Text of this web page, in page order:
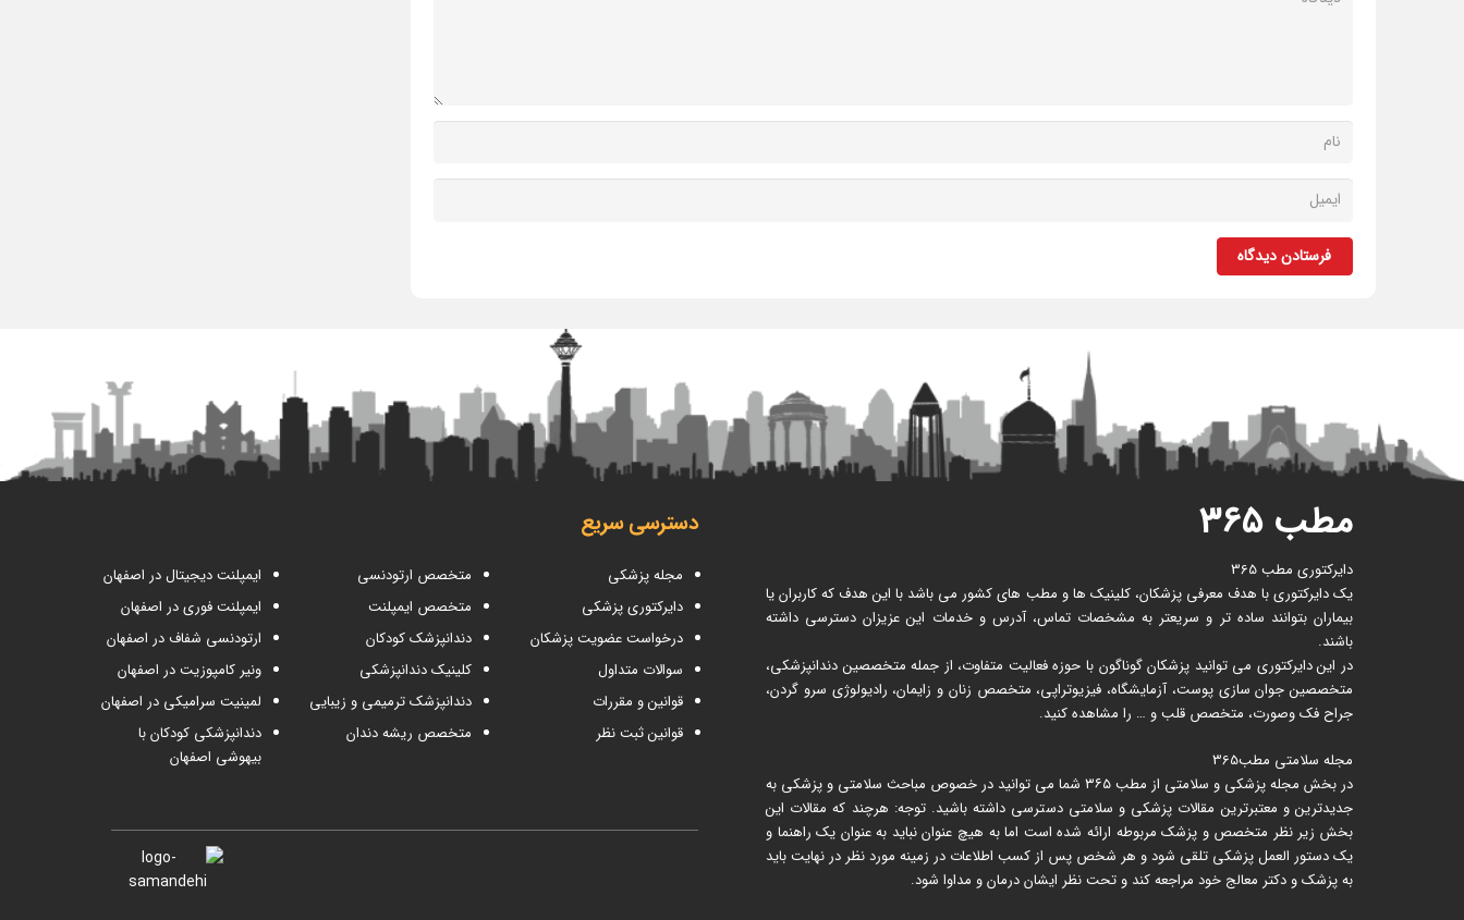
فرستادن دیدگاه
مطب ۳۶۵
دایرکتوری مطب 365
یک دایرکتوری با هدف معرفی پزشکان، کلینیک ها و مطب های کشور می باشد با این هدف که کاربران یا
بیماران بتوانند ساده تر و سریعتر به مشخصات تماس، آدرس و خدمات این عزیزان دسترسی داشته
باشند.
در این دایرکتوری می توانید پزشکان گوناگون با حوزه فعالیت متفاوت، از جمله متخصصین دندانپزشکی،
متخصصین جوان سازی پوست، آزمایشگاه، فیزیوتراپی، متخصص زنان و زایمان، رادیولوژی سرو گردن،
جراح فک وصورت، متخصص قلب و … را مشاهده کنید.
مجله سلامتی مطب365
در بخش مجله پزشکی و سلامتی از مطب ۳۶۵ شما می توانید در خصوص مباحث سلامتی و پزشکی به
جدیدترین و معتبرترین مقالات پزشکی و سلامتی دسترسی داشته باشید. توجه: هرچند که مقالات این
بخش زیر نظر متخصص و پزشک مربوطه ارائه شده است اما به هیچ عنوان نباید به عنوان یک راهنما و
یک دستور العمل پزشکی تلقی شود و هر شخص پس از کسب اطلاعات در زمینه مورد نظر در نهایت باید
به پزشک و دکتر معالج خود مراجعه کند و تحت نظر ایشان درمان و مداوا شود.
دسترسی سریع
مجله پزشکی
دایرکتوری پزشکی
درخواست عضویت پزشکان
سوالات متداول
قوانین و مقررات
قوانین ثبت نظر
متخصص ارتودنسی
متخصص ایمپلنت
دندانپزشک کودکان
کلینیک دندانپزشکی
دندانپزشک ترمیمی و زیبایی
متخصص ریشه دندان
ایمپلنت دیجیتال در اصفهان
ایمپلنت فوری در اصفهان
ارتودنسی شفاف در اصفهان
ونیر کامپوزیت در اصفهان
لمینیت سرامیکی در اصفهان
دندانپزشکی کودکان با
بیهوشی اصفهان